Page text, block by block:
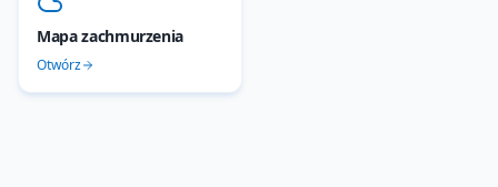
Mapa zachmurzenia
Otwórz